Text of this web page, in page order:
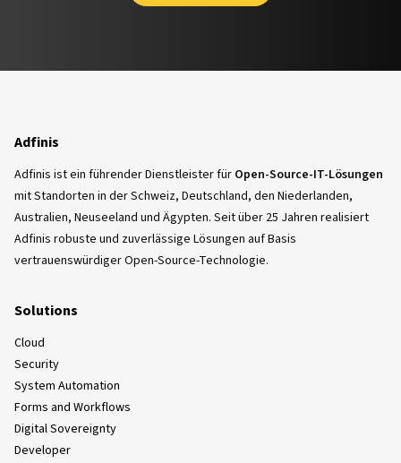
Adfinis
Adfinis ist ein führender Dienstleister für Open-Source-IT-Lösungen
mit Standorten in der Schweiz, Deutschland, den Niederlanden,
Australien, Neuseeland und Ägypten. Seit über 25 Jahren realisiert
Adfinis robuste und zuverlässige Lösungen auf Basis
vertrauenswürdiger Open-Source-Technologie.
Solutions
Cloud
Security
System Automation
Forms and Workflows
Digital Sovereignty
Developer